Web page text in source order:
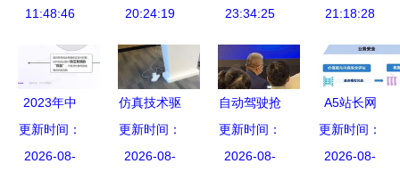
技推广和应
11:48:46
度上海市智
杆企业与应
用场景推荐
目录》
20:24:19
应用企
引领科技推
广新浪潮
23:34:25
服务商加速
21:18:28
2023年中
国企业低代
码与无代码
更新时间：
2026-08-
仿真技术驱
动变革，智
改数转赋能
更新时间：
2026-08-
自动驾驶抢
滩无人物流
一场科技推
更新时间：
2026-08-
A5站长网
聚焦IT业界
动态 计算
更新时间：
2026-08-